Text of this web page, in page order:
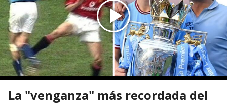
La "venganza" más recordada del